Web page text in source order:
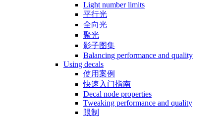
Light number limits
平行光
全向光
聚光
影子图集
Balancing performance and quality
Using decals
使用案例
快速入门指南
Decal node properties
Tweaking performance and quality
限制